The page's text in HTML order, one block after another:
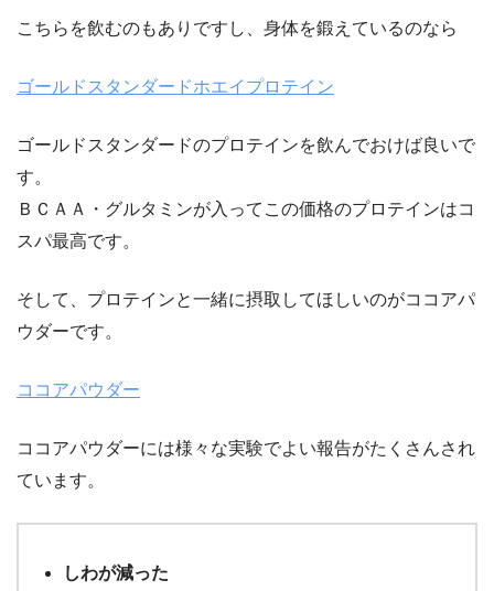
こちらを飲むのもありですし、身体を鍛えているのなら
ゴールドスタンダードホエイプロテイン
ゴールドスタンダードのプロテインを飲んでおけば良いで
す。
ＢＣＡＡ・グルタミンが入ってこの価格のプロテインはコ
スパ最高です。
そして、プロテインと一緒に摂取してほしいのがココアパ
ウダーです。
ココアパウダー
ココアパウダーには様々な実験でよい報告がたくさんされ
ています。
しわが減った